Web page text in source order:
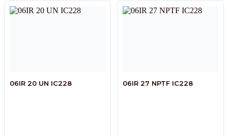
06IR 20 UN IC228 06IR 27 NPTF IC228